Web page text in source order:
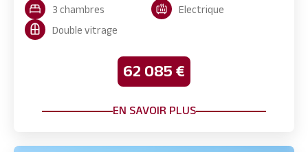
3 chambres
Electrique
Double vitrage
62 085 €
EN SAVOIR PLUS